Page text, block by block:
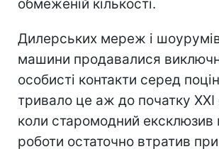
обмеженій кількості.
Дилерських мереж і
машини продавалися
особисті контакти серед
тривало це аж до початку ХХI
коли старомодний ексклюзив
роботи остаточно втратив